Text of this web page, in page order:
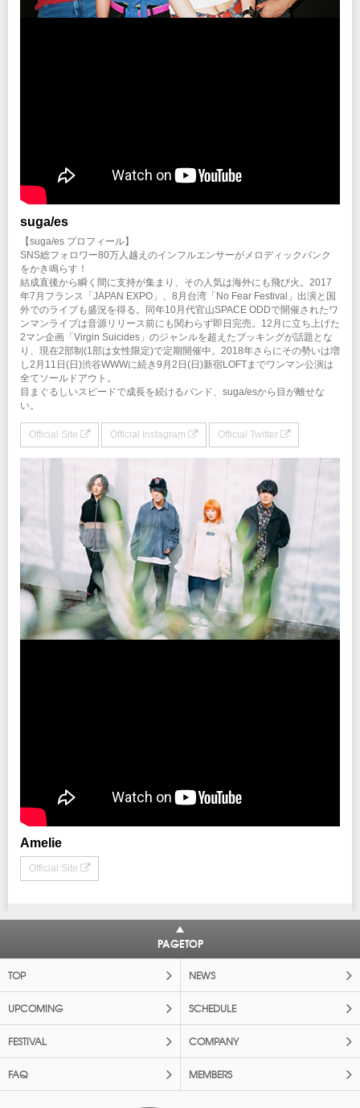
suga/es
【suga/es プロフィール】
SNS総フォロワー80万人越えのインフルエンサーがメロディックパンク
をかき鳴らす！
結成直後から瞬く間に支持が集まり、その人気は海外にも飛び火。2017
年7月フランス「JAPAN EXPO」、8月台湾「No Fear Festival」出演と国
外でのライブも盛況を得る。同年10月代官山SPACE ODDで開催されたワ
ンマンライブは音源リリース前にも関わらず即日完売。12月に立ち上げた
2マン企画「Virgin Suicides」のジャンルを超えたブッキングが話題とな
り、現在2部制(1部は女性限定)で定期開催中。2018年さらにその勢いは増
し2月11日(日)渋谷WWWに続き9月2日(日)新宿LOFTまでワンマン公演は
全てソールドアウト。
目まぐるしいスピードで成長を続けるバンド、suga/esから目が離せな
い。
Official Site Official Instagram Official Twitter
Amelie
Official Site
PAGETOP
TOP NEWS
UPCOMING SCHEDULE
FESTIVAL COMPANY
FAQ MEMBERS